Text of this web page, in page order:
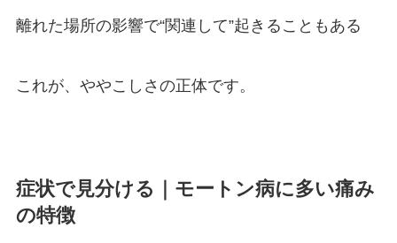
離れた場所の影響で“関連して”起きることもある
これが、ややこしさの正体です。
症状で見分ける｜モートン病に多い痛み
の特徴